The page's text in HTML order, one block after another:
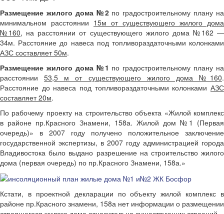
Размещение жилого дома №2по градостроительному плану на
минимальном расстоянии 15м от существующего жилого дома
№160, на расстоянии от существующего жилого дома №162 —
34м. Расстояние до навеса под топливораздаточными колонками
АЗС составляет 50м.
Размещение жилого дома №1 по градостроительному плану на
расстоянии53,5 м от существующего жилого дома №160.
Расстояние до навеса под топливораздаточными колонками АЗС
составляет 20м.
По рабочему проекту на строительство объекта «Жилой комплекс
в районе пр.Красного Знамени, 158а. Жилой дом №1 (Первая
очередь)» в 2007 году получено положительное заключение
государственной экспертизы, в 2007 году администрацией города
Владивостока было выдано разрешение на строительство жилого
дома (первая очередь) по пр.Красного Знамени, 158а.»
Кстати, в проектной декларации по объекту жилой комплекс в
районе пр.Красного знамени, 158а нет информации о размещении